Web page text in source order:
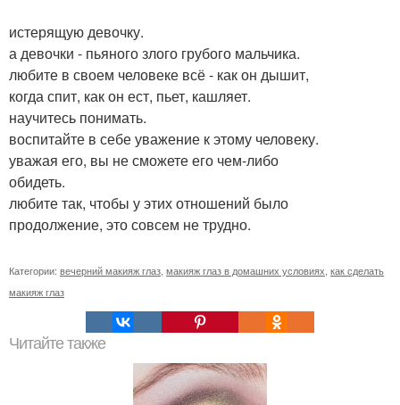
истерящую девочку.
а девочки - пьяного злого грубого мальчика.
любите в своем человеке всё - как он дышит,
когда спит, как он ест, пьет, кашляет.
научитесь понимать.
воспитайте в себе уважение к этому человеку.
уважая его, вы не сможете его чем-либо
обидеть.
любите так, чтобы у этих отношений было
продолжение, это совсем не трудно.
Категории: вечерний макияж глаз макияж глаз в домашних условиях как сделать
макияж глаз
Читайте также